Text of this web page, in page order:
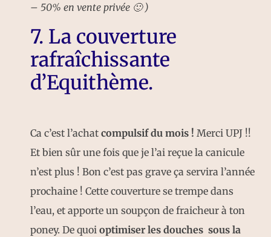
– 50% en vente privée 🙂 )
7. La couverture
rafraîchissante
d’Equithème.
Ca c’est l’achat compulsif du mois ! Merci UPJ !!
Et bien sûr une fois que je l’ai reçue la canicule
n’est plus ! Bon c’est pas grave ça servira l’année
prochaine ! Cette couverture se trempe dans
l’eau, et apporte un soupçon de fraicheur à ton
poney. De quoi optimiser les douches sous la